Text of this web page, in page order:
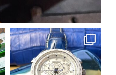
5月 23
earnest_by_castplanning